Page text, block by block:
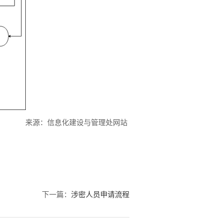
来源：信息化建设与管理处网站
下一篇： 涉密人员申请流程